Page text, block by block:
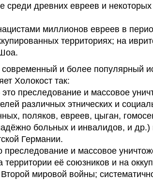
среди древних евреев и некоторых
миллионов евреев в
территориях; на
и более популярный
Холокост так:
преследование и массовое
различных этнических и
поляков, евреев, цыган,
больных и инвалидов, и др.)
Германии.
преследование и массовое
её союзников и на
мировой войны;